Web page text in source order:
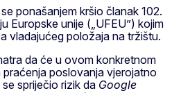
ponašanjem kršio članak 102.
Europske unije („UFEU”) kojim
vladajućeg položaja na tržištu.
da će u ovom konkretnom
poslovanja vjerojatno
spriječio rizik da Google